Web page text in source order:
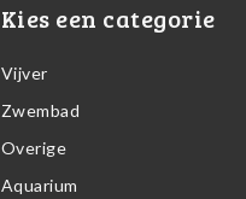
Kies een categorie
Vijver
Zwembad
Overige
Aquarium